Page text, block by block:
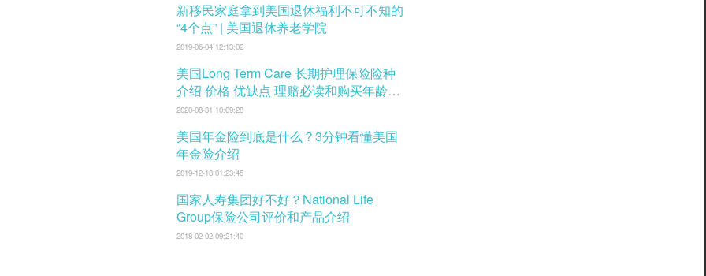
新移民家庭拿到美国退休福利不可不知的
“4个点” | 美国退休养老学院
2019-06-04 12:13:02
美国Long Term Care 长期护理保险险种
介绍 价格 优缺点 理赔必读和购买年龄窗
口
2020-08-31 10:09:28
美国年金险到底是什么？3分钟看懂美国
年金险介绍
2019-12-18 01:23:45
国家人寿集团好不好？National Life
Group保险公司评价和产品介绍
2018-02-02 09:21:40